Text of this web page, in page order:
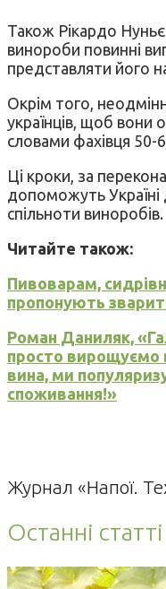
Також Рікардо
винороби повинні
представляти його
Окрім того,
українців, щоб вони
словами фахівця 50-
Ці кроки, за
допоможуть
спільноти виноробів.
Читайте також:
Пивоварам,
пропонують
Роман Даниляк,
просто вирощуємо
вина, ми
споживання!»
Журнал «Напої.
Останні статті